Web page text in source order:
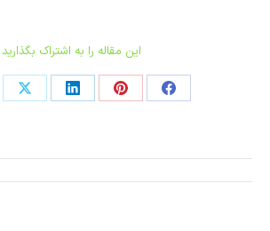
این مقاله را به اشتراک بگذارید
اشتراک
فیسبوک
اشتراک
پینترست
اشتراک
لینکدین
ناوبری